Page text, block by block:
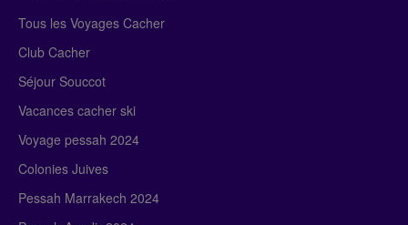
Tous les Voyages Cacher
Club Cacher
Séjour Souccot
Vacances cacher ski
Voyage pessah 2024
Colonies Juives
Pessah Marrakech 2024